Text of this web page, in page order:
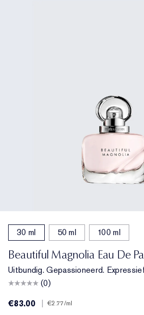
30 ml 50 ml 100 ml
Beautiful Magnolia Eau De
Uitbundig. Gepassioneerd.
(0)
€83.00
€2.77/ml